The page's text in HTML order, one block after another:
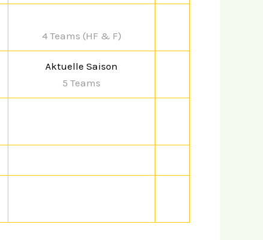
4 Teams (HF & F)
Aktuelle Saison
5 Teams